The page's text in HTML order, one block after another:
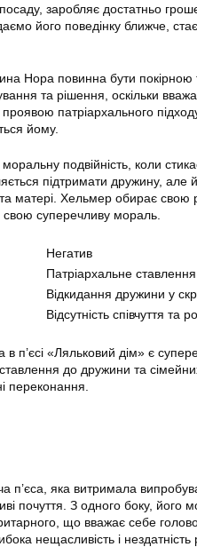
посаду, заробляє достатньо
його поведінку ближче,
Нора повинна бути покірною
та рішення, оскільки
патріархального
йому.
подвійність, коли
підтримати дружину, але
матері. Хельмер обирає свою
суперечливу мораль.
Негатив
Патріархальне
Відкидання дружини у
Відсутність співчуття та
«Ляльковий дім» є
до дружини та
переконання.
п’єса, яка витримала
почуття. З одного боку, його
що вважає себе
нещасливість і